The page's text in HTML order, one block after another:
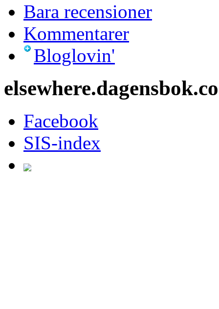
Bara recensioner
Kommentarer
Bloglovin'
Facebook
SIS-index